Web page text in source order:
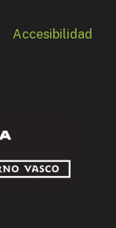
Accesibilidad